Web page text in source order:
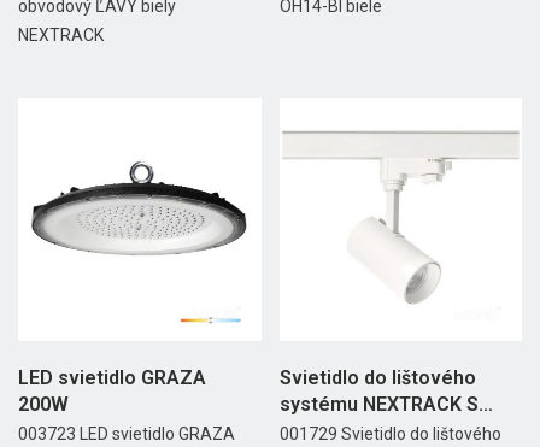
obvodový ĽAVÝ biely
NEXTRACK
OH14-BI biele
LED svietidlo GRAZA
200W
003723 LED svietidlo GRAZA
Svietidlo do lištového
systému NEXTRACK S
LINE...
001729 Svietidlo do lištového